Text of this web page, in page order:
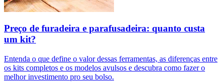
Preço de furadeira e parafusadeira: quanto custa
um kit?
Entenda o que define o valor dessas ferramentas, as diferenças entre
os kits completos e os modelos avulsos e descubra como fazer o
melhor investimento pro seu bolso.